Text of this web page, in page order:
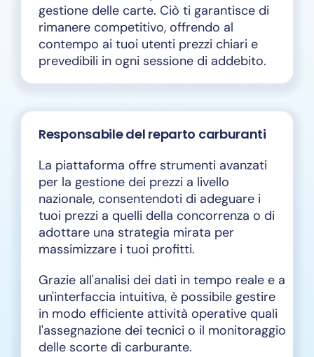
gestione delle carte. Ciò ti garantisce di
rimanere competitivo, offrendo al
contempo ai tuoi utenti prezzi chiari e
prevedibili in ogni sessione di addebito.
Responsabile del reparto carburanti
La piattaforma offre strumenti avanzati
per la gestione dei prezzi a livello
nazionale, consentendoti di adeguare i
tuoi prezzi a quelli della concorrenza o di
adottare una strategia mirata per
massimizzare i tuoi profitti.
Grazie all'analisi dei dati in tempo reale e a
un'interfaccia intuitiva, è possibile gestire
in modo efficiente attività operative quali
l'assegnazione dei tecnici o il monitoraggio
delle scorte di carburante.